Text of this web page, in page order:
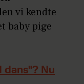
vi kendte
baby pige
dans"? Nu